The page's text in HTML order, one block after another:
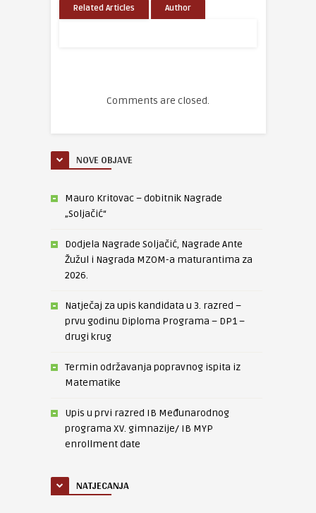
Related Articles Author
Comments are closed.
NOVE OBJAVE
Mauro Kritovac – dobitnik Nagrade
„Soljačić“
Dodjela Nagrade Soljačić, Nagrade Ante
Žužul i Nagrada MZOM-a maturantima za
2026.
Natječaj za upis kandidata u 3. razred –
prvu godinu Diploma Programa – DP1 –
drugi krug
Termin održavanja popravnog ispita iz
Matematike
Upis u prvi razred IB Međunarodnog
programa XV. gimnazije/ IB MYP
enrollment date
NATJECANJA